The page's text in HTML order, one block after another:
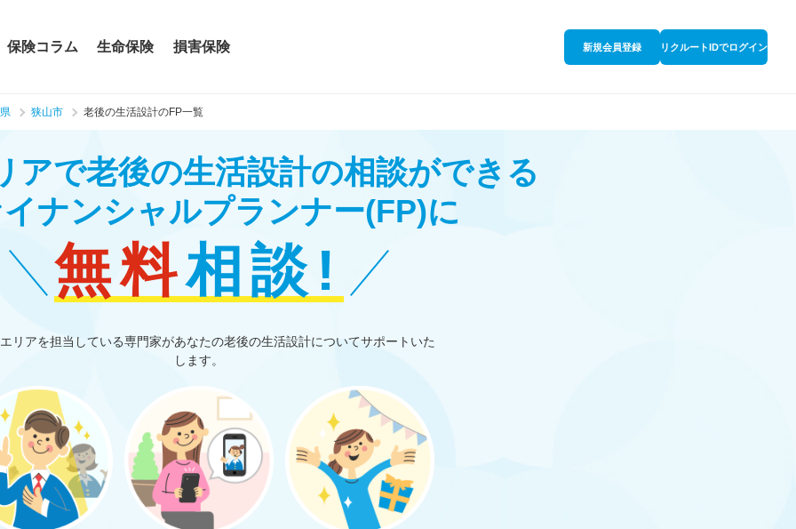
保険コラム 生命保険 損害保険 新規会員登録 リクルートIDでログイン
狭山市 老後の生活設計のFP一覧
アで老後の生活設計の相談ができる
ナンシャルプランナー(FP)に
無料相談!
リアを担当している専門家があなたの老後の生活設計についてサポートいた
します。